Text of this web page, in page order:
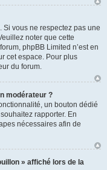
vous ne respectez pas une
noter que cette
phpBB Limited n’est en
cet espace. Pour plus
du forum.
modérateur ?
un bouton dédié
rapporter. En
nécessaires afin de
» affiché lors de la